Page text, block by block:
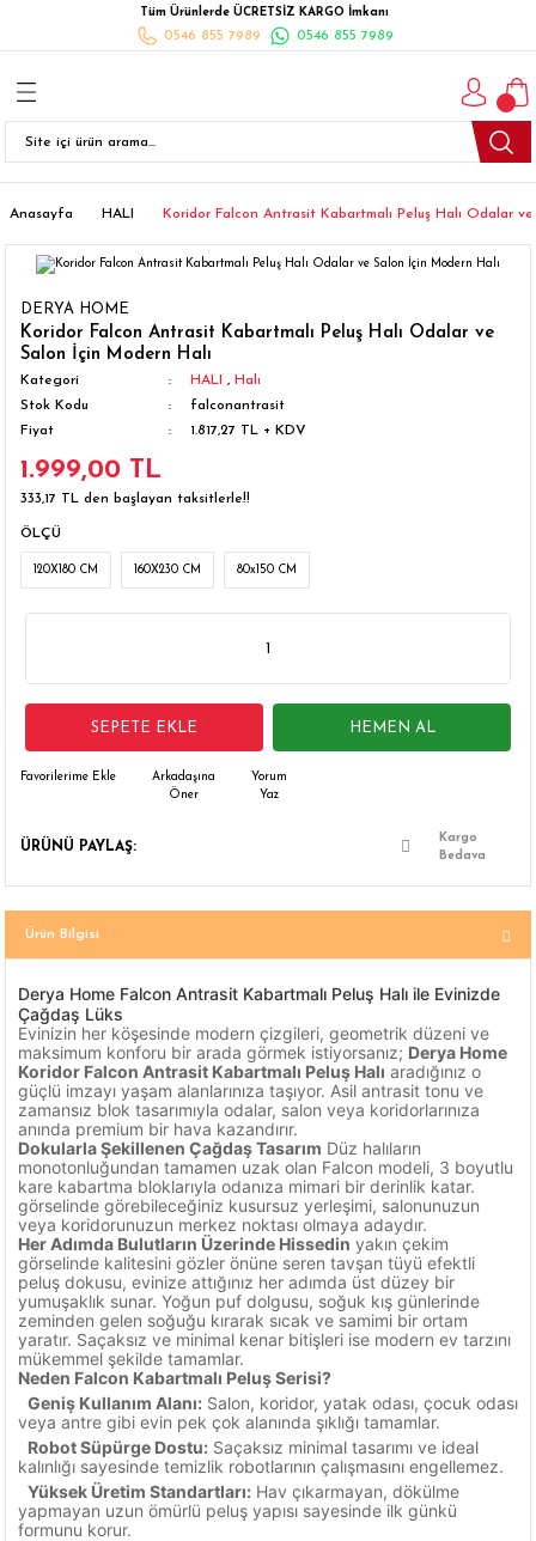
Tüm Ürünlerde ÜCRETSİZ KARGO İmkanı
0546 855 7989 0546 855 7989
Geri Dön
Ankastre Setler
Bulaşık Makinesi
Buzdolabı
Fırın
Asacakları
Geri Dön
Takımları
Takımı
Takımları
Geri Dön
Takımları
Geri Dön
Geri Dön
Geri Dön
Geri Dön
Anasayfa HALI Koridor Falcon Antrasit Kabartmalı Peluş Halı Odalar
DERYA HOME
Koridor Falcon Antrasit Kabartmalı Peluş Halı Odalar ve
Salon İçin Modern Halı
Kategori HALI , Halı
Stok Kodu
falconantrasit
Fiyat
1.817,27 TL + KDV
1.999,00 TL
333,17 TL den başlayan taksitlerle!!
ÖLÇÜ
120X180 CM 160X230 CM 80x150 CM
SEPETE EKLE HEMEN AL
Arkadaşına
Öner
Yorum
Yaz
ÜRÜNÜ PAYLAŞ:
Kargo
Bedava
Ürün Bilgisi
Derya Home Falcon Antrasit Kabartmalı Peluş Halı ile Evinizde
Çağdaş Lüks
Evinizin her köşesinde modern çizgileri, geometrik düzeni ve
maksimum konforu bir arada görmek istiyorsanız; Derya Home
Koridor Falcon Antrasit Kabartmalı Peluş Halı aradığınız o
güçlü imzayı yaşam alanlarınıza taşıyor. Asil antrasit tonu ve
zamansız blok tasarımıyla odalar, salon veya koridorlarınıza
anında premium bir hava kazandırır.
Dokularla Şekillenen Çağdaş Tasarım Düz halıların
monotonluğundan tamamen uzak olan Falcon modeli, 3 boyutlu
kare kabartma bloklarıyla odanıza mimari bir derinlik katar.
görselinde görebileceğiniz kusursuz yerleşimi, salonunuzun
veya koridorunuzun merkez noktası olmaya adaydır.
Her Adımda Bulutların Üzerinde Hissedin yakın çekim
görselinde kalitesini gözler önüne seren tavşan tüyü efektli
peluş dokusu, evinize attığınız her adımda üst düzey bir
yumuşaklık sunar. Yoğun puf dolgusu, soğuk kış günlerinde
zeminden gelen soğuğu kırarak sıcak ve samimi bir ortam
yaratır. Saçaksız ve minimal kenar bitişleri ise modern ev tarzını
mükemmel şekilde tamamlar.
Neden Falcon Kabartmalı Peluş Serisi?
Geniş Kullanım Alanı: Salon, koridor, yatak odası, çocuk odası
veya antre gibi evin pek çok alanında şıklığı tamamlar.
Robot Süpürge Dostu: Saçaksız minimal tasarımı ve ideal
kalınlığı sayesinde temizlik robotlarının çalışmasını engellemez.
Yüksek Üretim Standartları: Hav çıkarmayan, dökülme
yapmayan uzun ömürlü peluş yapısı sayesinde ilk günkü
formunu korur.